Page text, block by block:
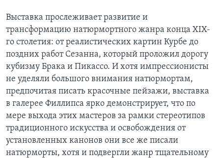
Выставка прослеживает развитие и
трансформацию натюрмортного жанра конца XIX-
го столетия: от реалистических картин Курбе до
поздних работ Сезанна, который проложил дорогу
кубизму Брака и Пикассо. И хотя импрессионисты
не уделяли большого внимания натюрмортам,
предпочитая писать красочные пейзажи, выставка
в галерее Филлипса ярко демонстрирует, что по
мере выхода этих мастеров за рамки стереотипов
традиционного искусства и освобождения от
установленных канонов они все же писали
натюрморты, хотя и подвергли жанр тщательному